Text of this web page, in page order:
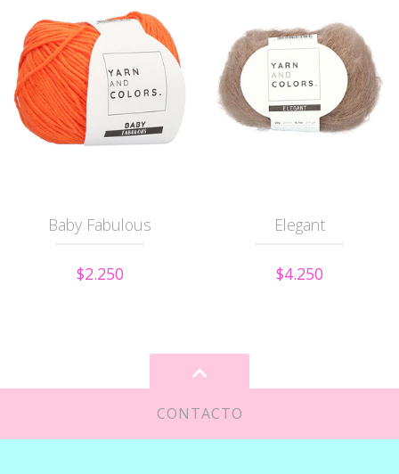
Baby Fabulous
$2.250
Elegant
$4.250
CONTACTO